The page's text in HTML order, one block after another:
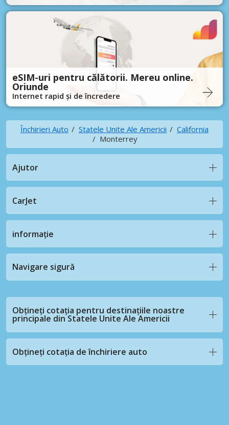
eSIM-uri pentru călătorii. Mereu online.
Oriunde
Internet rapid și de încredere
Închirieri Auto Statele Unite Ale Americii
California
Monterrey
Ajutor
CarJet
informație
Navigare sigură
Obțineți cotația pentru destinațiile noastre
principale din Statele Unite Ale Americii
Obțineți cotația de închiriere auto